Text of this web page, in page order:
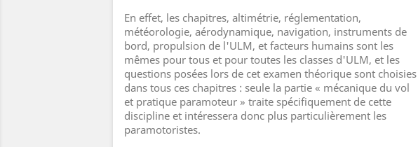
En effet, les chapitres, altimétrie, réglementation,
météorologie, aérodynamique, navigation, instruments de
bord, propulsion de l'ULM, et facteurs humains sont les
mêmes pour tous et pour toutes les classes d'ULM, et les
questions posées lors de cet examen théorique sont choisies
dans tous ces chapitres : seule la partie « mécanique du vol
et pratique paramoteur » traite spécifiquement de cette
discipline et intéressera donc plus particulièrement les
paramotoristes.